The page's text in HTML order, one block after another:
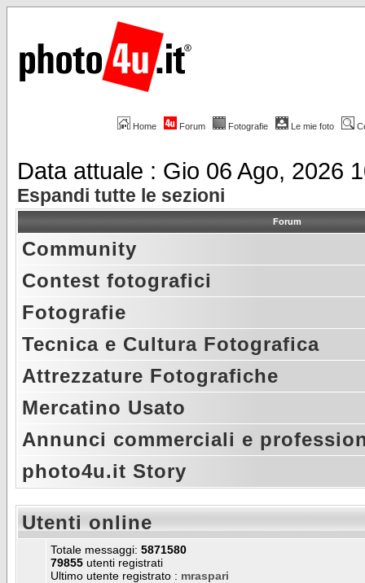
Home Forum Fotografie Le mie foto
Data attuale : Gio 06 Ago, 2026
Espandi tutte le sezioni
Forum
Community
Contest fotografici
Fotografie
Tecnica e Cultura Fotografica
Attrezzature Fotografiche
Mercatino Usato
Annunci commerciali e
photo4u.it Story
Utenti online
Totale messaggi: 5871580
79855 utenti registrati
Ultimo utente registrato : mraspari